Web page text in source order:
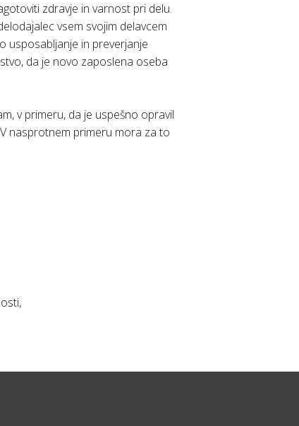
zdravje in varnost pri delu.
vsem svojim delavcem
usposabljanje in preverjanje
da je novo zaposlena oseba
v primeru, da je uspešno opravil
nasprotnem primeru mora za to